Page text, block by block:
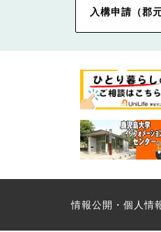
入構申請（郡
情報公開・個人情